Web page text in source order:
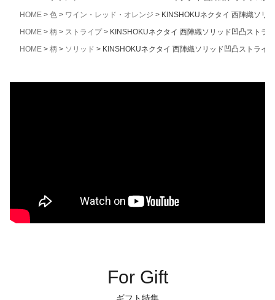
HOME
色 ワイン・レッド・オレンジ
KINSHOKUネクタイ 西陣織ソリ
HOME
柄 ストライプ
KINSHOKUネクタイ 西陣織ソリッド凹凸ストラ
HOME
柄 ソリッド KINSHOKUネクタイ 西陣織ソリッド凹凸ストライ
For Gift
ギフト特集